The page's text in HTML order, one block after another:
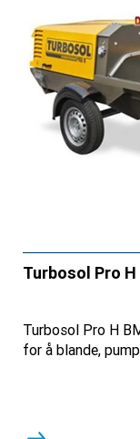
Turbosol Pro H
Turbosol Pro H
for å blande,